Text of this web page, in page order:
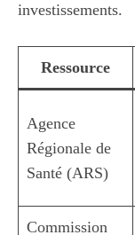
investissements.
Ressource
Agence
Régionale de
Santé (ARS)
Commission